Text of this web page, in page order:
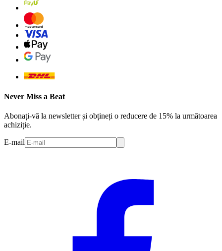
Never Miss a Beat
Abonați-vă la newsletter și obțineți o reducere de 15% la următoarea
achiziție.
E-mail